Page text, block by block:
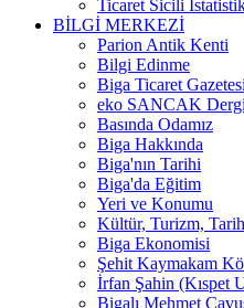
Ticaret Sicili
BİLGİ MERKEZİ
Parion Antik Kenti
Bilgi Edinme
Biga Ticaret Gazetesi
eko SANCAK
Basında Odamız
Biga Hakkında
Biga'nın Tarihi
Biga'da Eğitim
Yeri ve Konumu
Kültür, Turizm,
Biga Ekonomisi
Şehit Kaymakam
İrfan Şahin (Kıspet
Bigalı Mehmet